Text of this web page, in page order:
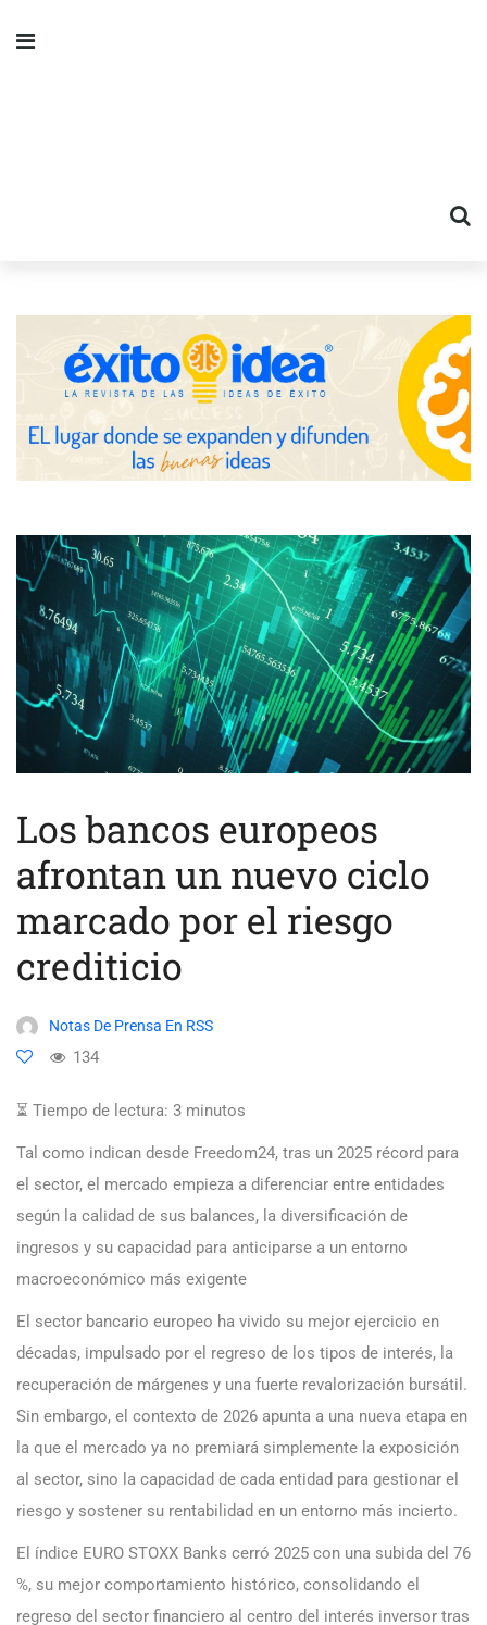
Los bancos europeos
afrontan un nuevo ciclo
marcado por el riesgo
crediticio
Notas De Prensa En RSS
134
⏳ Tiempo de lectura: 3 minutos
Tal como indican desde Freedom24, tras un 2025 récord para
el sector, el mercado empieza a diferenciar entre entidades
según la calidad de sus balances, la diversificación de
ingresos y su capacidad para anticiparse a un entorno
macroeconómico más exigente
El sector bancario europeo ha vivido su mejor ejercicio en
décadas, impulsado por el regreso de los tipos de interés, la
recuperación de márgenes y una fuerte revalorización bursátil.
Sin embargo, el contexto de 2026 apunta a una nueva etapa en
la que el mercado ya no premiará simplemente la exposición
al sector, sino la capacidad de cada entidad para gestionar el
riesgo y sostener su rentabilidad en un entorno más incierto.
El índice EURO STOXX Banks cerró 2025 con una subida del 76
%, su mejor comportamiento histórico, consolidando el
regreso del sector financiero al centro del interés inversor tras